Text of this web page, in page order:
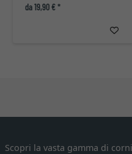
da 19,90 € *
Scopri la vasta gamma di